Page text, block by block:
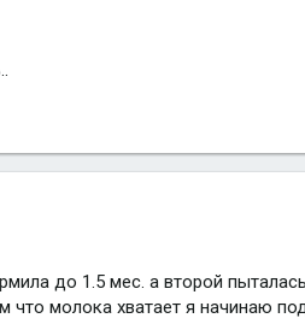
до 1.5 мес. а второй
молока хватает я начинаю